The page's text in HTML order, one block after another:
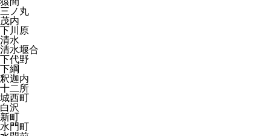
三ノ丸
茂内
下川原
清水
清水堰合
下代野
下綱
釈迦内
十二所
城西町
白沢
新町
水門町